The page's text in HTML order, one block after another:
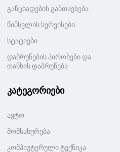
განცხადების განთავსება
წინსვლის სერვისები
სტატიები
დაბრუნების პირობები და
თანხის დაბრუნება
კატეგორიები
ავტო
მომსახურება
კომპიუტერული ტექნიკა